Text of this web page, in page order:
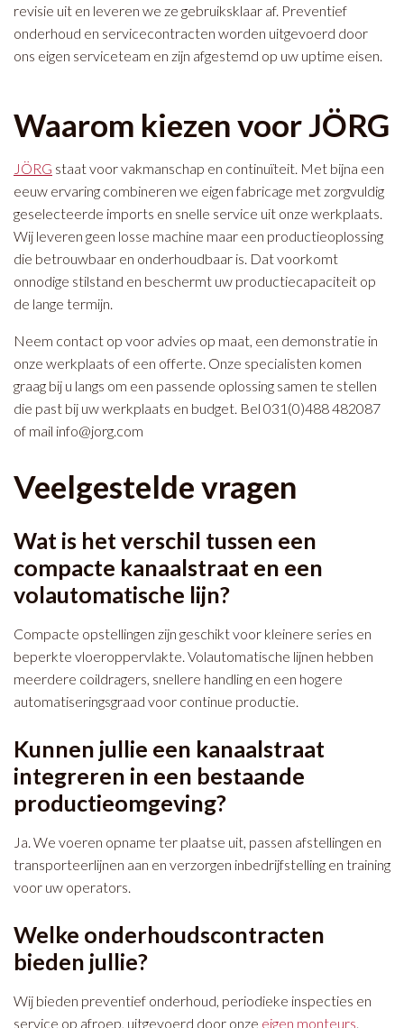
revisie uit en leveren we ze gebruiksklaar af. Preventief
onderhoud en servicecontracten worden uitgevoerd door
ons eigen serviceteam en zijn afgestemd op uw uptime eisen.
Waarom kiezen voor JÖRG
JÖRG staat voor vakmanschap en continuïteit. Met bijna een
eeuw ervaring combineren we eigen fabricage met zorgvuldig
geselecteerde imports en snelle service uit onze werkplaats.
Wij leveren geen losse machine maar een productieoplossing
die betrouwbaar en onderhoudbaar is. Dat voorkomt
onnodige stilstand en beschermt uw productiecapaciteit op
de lange termijn.
Neem contact op voor advies op maat, een demonstratie in
onze werkplaats of een offerte. Onze specialisten komen
graag bij u langs om een passende oplossing samen te stellen
die past bij uw werkplaats en budget. Bel 031(0)488 482087
of mail info@jorg.com
Veelgestelde vragen
Wat is het verschil tussen een
compacte kanaalstraat en een
volautomatische lijn?
Compacte opstellingen zijn geschikt voor kleinere series en
beperkte vloeroppervlakte. Volautomatische lijnen hebben
meerdere coildragers, snellere handling en een hogere
automatiseringsgraad voor continue productie.
Kunnen jullie een kanaalstraat
integreren in een bestaande
productieomgeving?
Ja. We voeren opname ter plaatse uit, passen afstellingen en
transporteerlijnen aan en verzorgen inbedrijfstelling en training
voor uw operators.
Welke onderhoudscontracten
bieden jullie?
Wij bieden preventief onderhoud, periodieke inspecties en
service op afroep, uitgevoerd door onze eigen monteurs.